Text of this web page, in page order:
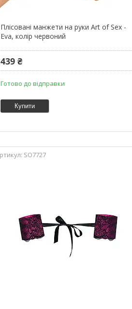
Плісовані манжети на руки Art of Sex -
Eva, колір червоний
439 ₴
Готово до відправки
Купити
SO7727